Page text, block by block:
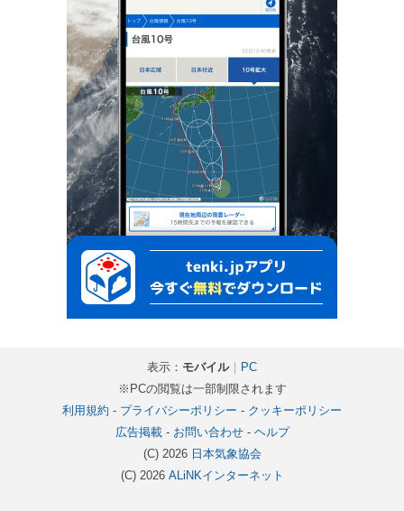
表示： モバイル｜ PC
※PCの閲覧は一部制限されます
利用規約 - プライバシーポリシー - クッキーポリシー
広告掲載- お問い合わせ- ヘルプ
(C) 2026 日本気象協会
(C) 2026 ALiNKインターネット